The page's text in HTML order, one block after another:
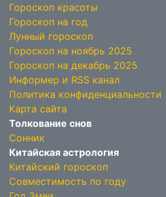
Гороскоп красоты
Гороскоп на год
Лунный гороскоп
Гороскоп на ноябрь 2025
Гороскоп на декабрь 2025
Информер и RSS канал
Политика конфиденциальности
Карта сайта
Толкование снов
Сонник
Китайская астрология
Китайский гороскоп
Совместимость по году